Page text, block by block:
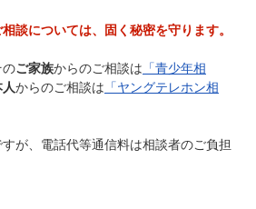
談については、固く秘密を守ります。
のご家族からのご相談は 「青少年相
からのご相談は 「ヤングテレホン相
すが、電話代等通信料は相談者のご負担